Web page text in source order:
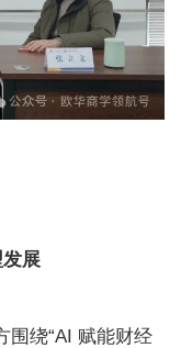
展
绕“AI 赋能财经